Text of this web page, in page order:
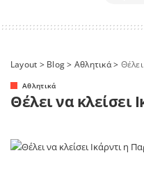
Layout > Blog> Αθλητικά>
Αθλητικά
Θέλει να κλείσει